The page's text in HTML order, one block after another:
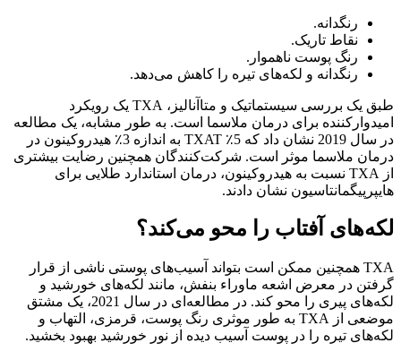
رنگدانه.
نقاط تاریک.
رنگ پوست ناهموار.
رنگدانه و لکه‌های تیره را کاهش می‌دهد.
طبق یک بررسی سیستماتیک و متاآنالیز، TXA یک رویکرد
امیدوارکننده برای درمان ملاسما است. به طور مشابه، یک مطالعه
در سال 2019 نشان داد که 5٪ TXAT به اندازه 3٪ هیدروکینون در
درمان ملاسما موثر است. شرکت‌کنندگان همچنین رضایت بیشتری
از TXA نسبت به هیدروکینون، درمان استاندارد طلایی برای
هایپرپیگمانتاسیون نشان دادند.
لکه‌های آفتاب را محو می‌کند؟
TXA همچنین ممکن است بتواند آسیب‌های پوستی ناشی از قرار
گرفتن در معرض اشعه ماوراء بنفش، مانند لکه‌های خورشید و
لکه‌های پیری را محو کند. در مطالعه‌ای در سال 2021، یک مشتق
موضعی از TXA به طور موثری رنگ پوست، قرمزی، التهاب و
لکه‌های تیره را در پوست آسیب دیده از نور خورشید بهبود بخشید.